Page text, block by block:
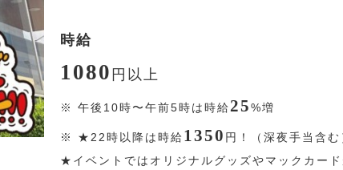
時給
1080 円 以上
※ 午後10時〜午前5時は時給25%増
※ ★22時以降は時給 1350 円
！（深夜手当含む
★イベントではオリジナルグッズやマックカード